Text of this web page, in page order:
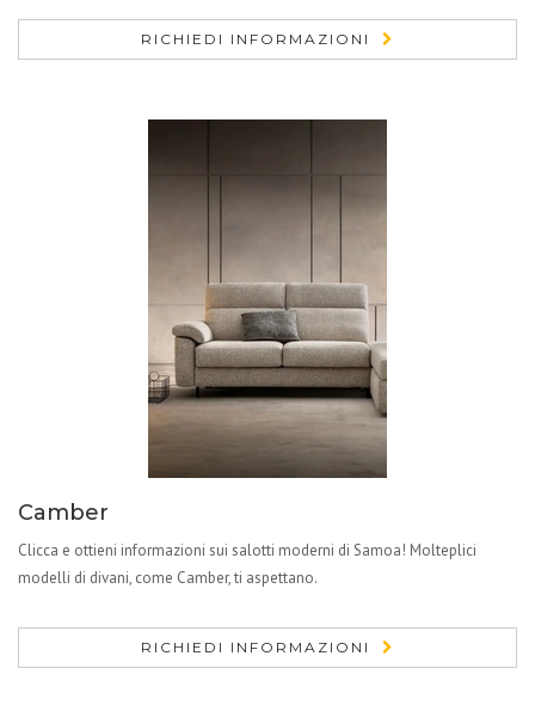
RICHIEDI INFORMAZIONI
Camber
Clicca e ottieni informazioni sui salotti moderni di Samoa! Molteplici
modelli di divani, come Camber, ti aspettano.
RICHIEDI INFORMAZIONI